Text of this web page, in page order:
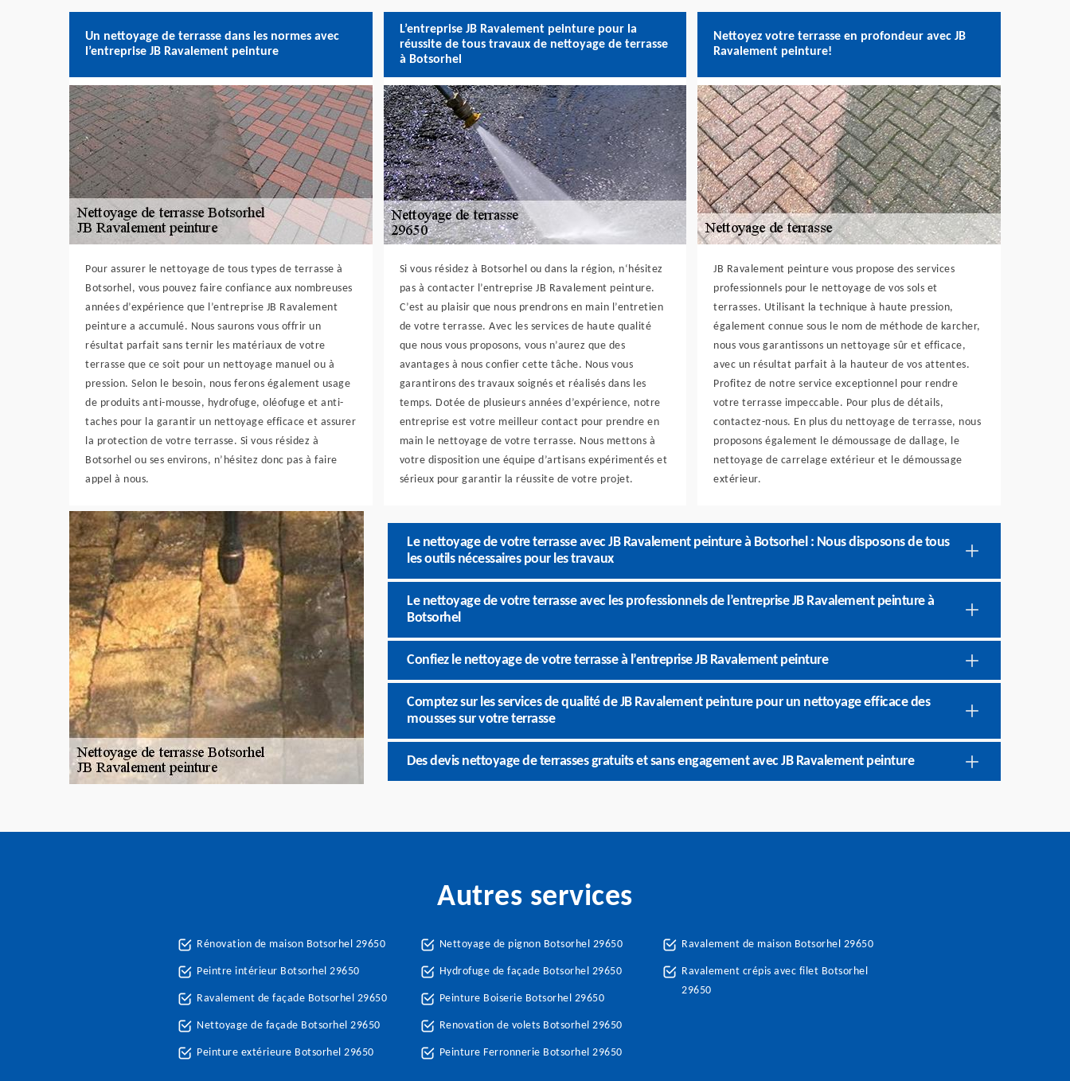
Un nettoyage de terrasse dans les normes avec
l’entreprise JB Ravalement peinture
Pour assurer le nettoyage de tous types de terrasse à
Botsorhel, vous pouvez faire confiance aux nombreuses
années d’expérience que l’entreprise JB Ravalement
peinture a accumulé. Nous saurons vous offrir un
résultat parfait sans ternir les matériaux de votre
terrasse que ce soit pour un nettoyage manuel ou à
pression. Selon le besoin, nous ferons également usage
de produits anti-mousse, hydrofuge, oléofuge et anti-
taches pour la garantir un nettoyage efficace et assurer
la protection de votre terrasse. Si vous résidez à
Botsorhel ou ses environs, n’hésitez donc pas à faire
appel à nous.
L’entreprise JB Ravalement peinture pour la
réussite de tous travaux de nettoyage de terrasse
à Botsorhel
Si vous résidez à Botsorhel ou dans la région, n‘hésitez
pas à contacter l’entreprise JB Ravalement peinture.
C’est au plaisir que nous prendrons en main l’entretien
de votre terrasse. Avec les services de haute qualité
que nous vous proposons, vous n’aurez que des
avantages à nous confier cette tâche. Nous vous
garantirons des travaux soignés et réalisés dans les
temps. Dotée de plusieurs années d’expérience, notre
entreprise est votre meilleur contact pour prendre en
main le nettoyage de votre terrasse. Nous mettons à
votre disposition une équipe d’artisans expérimentés et
sérieux pour garantir la réussite de votre projet.
Nettoyez votre terrasse en profondeur avec JB
Ravalement peinture!
JB Ravalement peinture vous propose des services
professionnels pour le nettoyage de vos sols et
terrasses. Utilisant la technique à haute pression,
également connue sous le nom de méthode de karcher,
nous vous garantissons un nettoyage sûr et efficace,
avec un résultat parfait à la hauteur de vos attentes.
Profitez de notre service exceptionnel pour rendre
votre terrasse impeccable. Pour plus de détails,
contactez-nous. En plus du nettoyage de terrasse, nous
proposons également le démoussage de dallage, le
nettoyage de carrelage extérieur et le démoussage
extérieur.
Le nettoyage de votre terrasse avec JB Ravalement peinture à Botsorhel : Nous disposons de tous
les outils nécessaires pour les travaux
Le nettoyage de votre terrasse avec les professionnels de l’entreprise JB Ravalement peinture à
Botsorhel
Confiez le nettoyage de votre terrasse à l’entreprise JB Ravalement peinture
Comptez sur les services de qualité de JB Ravalement peinture pour un nettoyage efficace des
mousses sur votre terrasse
Des devis nettoyage de terrasses gratuits et sans engagement avec JB Ravalement peinture
Autres services
Rénovation de maison Botsorhel 29650
Peintre intérieur Botsorhel 29650
Ravalement de façade Botsorhel 29650
Nettoyage de façade Botsorhel 29650
Peinture extérieure Botsorhel 29650
Nettoyage de pignon Botsorhel 29650
Hydrofuge de façade Botsorhel 29650
Peinture Boiserie Botsorhel 29650
Renovation de volets Botsorhel 29650
Peinture Ferronnerie Botsorhel 29650
Ravalement de maison Botsorhel 29650
Ravalement crépis avec filet Botsorhel
29650